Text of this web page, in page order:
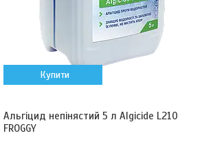
Купити
Альгіцид непінястий 5 л Algicide L210
FROGGY